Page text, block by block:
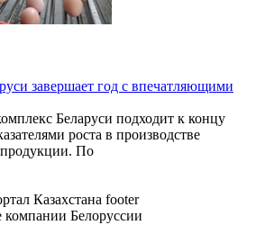
завершает год с впечатляющими
Беларуси подходит к концу
роста в производстве
продукции. По
компании Белоруссии